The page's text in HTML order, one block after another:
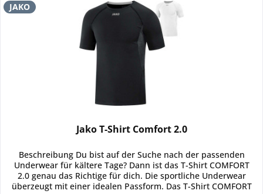
JAKO
Jako T-Shirt Comfort 2.0
Beschreibung Du bist auf der Suche nach der passenden
Underwear für kältere Tage? Dann ist das T-Shirt COMFORT
2.0 genau das Richtige für dich. Die sportliche Underwear
überzeugt mit einer idealen Passform. Das T-Shirt COMFORT